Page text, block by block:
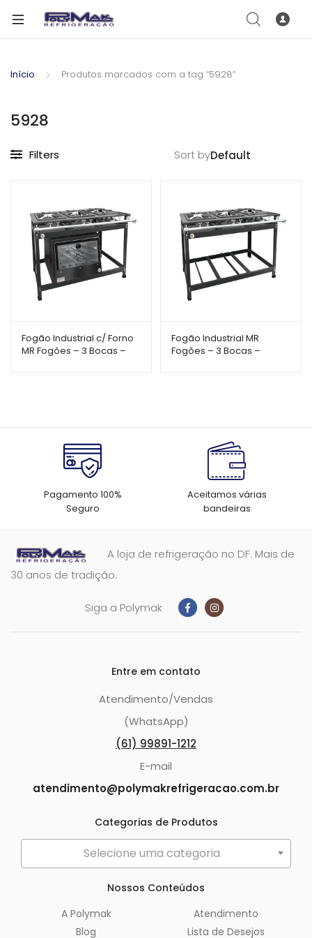
Início Produtos marcados com a tag “5928”
5928
Filters Sort by
Fogão Industrial c/ Forno
MR Fogões – 3 Bocas –
Fogão Industrial MR
Fogões – 3 Bocas –
Pagamento 100%
Seguro
Aceitamos várias
bandeiras
A loja de refrigeração no DF. Mais de
30 anos de tradição.
Siga a Polymak
Entre em contato
Atendimento/Vendas
(WhatsApp)
(61) 99891-1212
E-mail
atendimento@polymakrefrigeracao.com.br
Categorias de Produtos
Selecione uma categoria
Nossos Conteúdos
A Polymak
Blog
Atendimento
Lista de Desejos